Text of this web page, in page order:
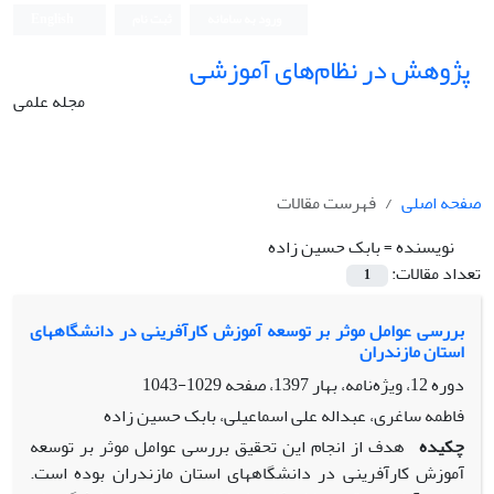
پژوهش در نظام‌های آموزشی
مجله علمی
صفحه اصلی
فهرست مقالات
نویسنده =بابک حسین زاده
تعداد مقالات:
1
بررسی عوامل موثر بر توسعه آموزش کارآفرینی در دانشگاههای
استان مازندران
دوره 12، ویژه‌نامه، بهار 1397، صفحه
1029-1043
فاطمه ساغری، عبداله علی اسماعیلی، بابک حسین زاده
چکیده هدف از انجام این تحقیق بررسی عوامل موثر بر توسعه
آموزش کارآفرینی در دانشگاههای استان مازندران بوده است.